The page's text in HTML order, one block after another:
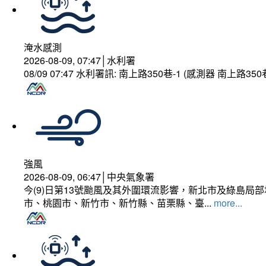
淹水感測
2026-08-09, 07:47│水利署
08/09 07:47 水利署訊: 南上路350巷-1 (感測器 南上路
強風
2026-08-09, 06:47│中央氣象署
今(9)日第13號颱風及其外圍環流影響，新北市及綠島局
市、桃園市、新竹市、新竹縣、苗栗縣、臺... more...